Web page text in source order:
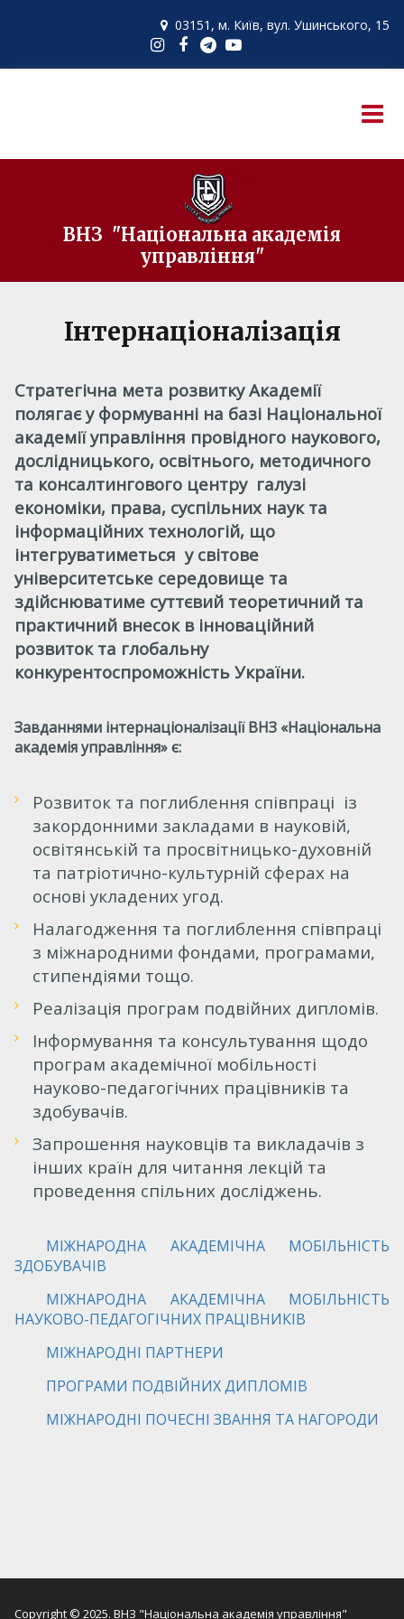
 03151, м. Київ, вул. Ушинського, 15
ВНЗ "Національна академія
управління"
Інтернаціоналізація
Стратегічна мета розвитку Академії
полягає у формуванні на базі Національної
академії управління провідного наукового,
дослідницького, освітнього, методичного
та консалтингового центру галузі
економіки, права, суспільних наук та
інформаційних технологій, що
інтегруватиметьсяу світове
університетське середовище та
здійснюватиме суттєвий теоретичний та
практичний внесок в інноваційний
розвиток та глобальну
конкурентоспроможність України.
Завданнями інтернаціоналізації ВНЗ «Національна
академія управління» є:
Розвиток та поглиблення співпраці із
закордонними закладами в науковій,
освітянській та просвітницько-духовній
та патріотично-культурній сферах на
основі укладених угод.
Налагодження та поглиблення співпраці
з міжнародними фондами, програмами,
стипендіями тощо.
Реалізація програм подвійних дипломів.
Інформування та консультування щодо
програм академічної мобільності
науково-педагогічних працівників та
здобувачів.
Запрошення науковців та викладачів з
інших країн для читання лекцій та
проведення спільних досліджень.
МІЖНАРОДНА АКАДЕМІЧНА МОБІЛЬНІСТЬ
ЗДОБУВАЧІВ
МІЖНАРОДНА АКАДЕМІЧНА МОБІЛЬНІСТЬ
НАУКОВО-ПЕДАГОГІЧНИХ ПРАЦІВНИКІВ
МІЖНАРОДНІ ПАРТНЕРИ
ПРОГРАМИ ПОДВІЙНИХ ДИПЛОМІВ
МІЖНАРОДНІ ПОЧЕСНІ ЗВАННЯ ТА НАГОРОДИ
Copyright © 2025. ВНЗ "Національна академія управління"